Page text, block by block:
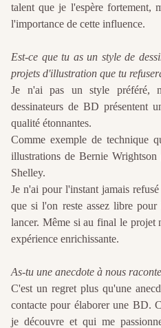
talent que je l'espère fortement,
l'importance de cette influence.
Est-ce que tu as un style de
projets d'illustration que tu
Je n'ai pas un style préféré,
dessinateurs de BD présentent
qualité étonnantes.
Comme exemple de technique
illustrations de Bernie Wrightson
Shelley.
Je n'ai pour l'instant jamais
que si l'on reste assez libre
lancer. Même si au final le projet
expérience enrichissante.
As-tu une anecdote à nous
C'est un regret plus qu'une
contacte pour élaborer une BD.
je découvre et qui me